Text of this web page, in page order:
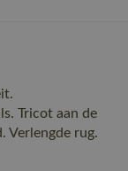
Tricot aan de
Verlengde rug.